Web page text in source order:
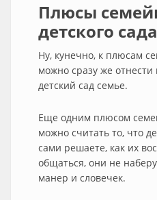
Плюсы
детского
Ну, кунечно, к плюсам
можно сразу же
детский сад семье.
Еще одним плюсом
можно считать то, что
сами решаете, как их
общаться, они не
манер и словечек.